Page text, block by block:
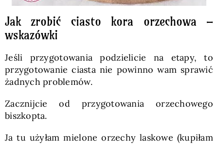
Jak zrobić ciasto kora orzechowa –
wskazówki
Jeśli przygotowania podzielicie na etapy, to
przygotowanie ciasta nie powinno wam sprawić
żadnych problemów.
Zacznijcie od przygotowania orzechowego
biszkopta.
Ja tu użyłam mielone orzechy laskowe (kupiłam